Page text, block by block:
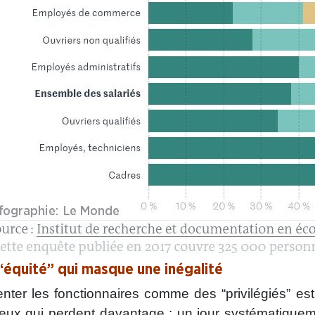
qui masque une inégalité
les fonctionnaires comme des “privilégiés”